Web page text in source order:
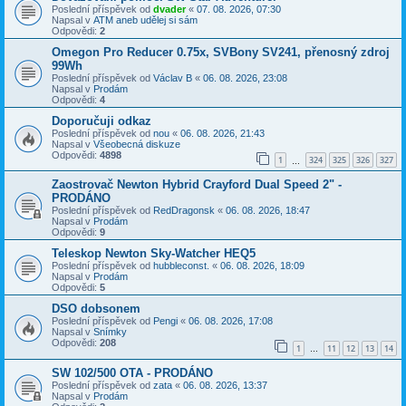
Poslední příspěvek od dvader« 07. 08. 2026, 07:30
Napsal v ATM aneb udělej si sám
Odpovědi: 2
Omegon Pro Reducer 0.75x, SVBony SV241, přenosný zdroj
99Wh
Poslední příspěvek od Václav B « 06. 08. 2026, 23:08
Napsal v Prodám
Odpovědi: 4
Doporučuji odkaz
Poslední příspěvek od nou « 06. 08. 2026, 21:43
Napsal v Všeobecná diskuze
Odpovědi: 4898 1 324 325 326 327
Zaostrovač Newton Hybrid Crayford Dual Speed 2" -
PRODÁNO
Poslední příspěvek od RedDragonsk « 06. 08. 2026, 18:47
Napsal v Prodám
Odpovědi: 9
Teleskop Newton Sky-Watcher HEQ5
Poslední příspěvek od hubbleconst. « 06. 08. 2026, 18:09
Napsal v Prodám
Odpovědi: 5
DSO dobsonem
Poslední příspěvek od Pengi « 06. 08. 2026, 17:08
Napsal v Snímky
Odpovědi: 208 1 … 11 12 13 14
SW 102/500 OTA - PRODÁNO
Poslední příspěvek od zata « 06. 08. 2026, 13:37
Napsal v Prodám